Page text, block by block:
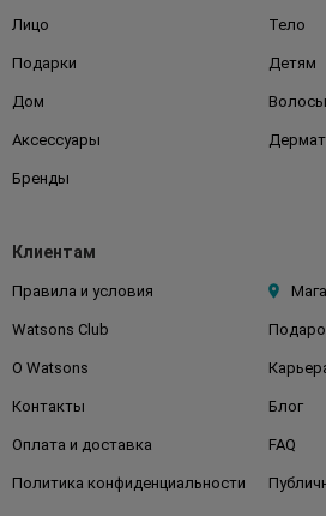
Лицо Тело
Подарки Детям
Дом Волосы
Аксессуары
Бренды
Клиентам
Правила и условия
Watsons Club
О Watsons
Контакты Блог
Оплата и доставка FAQ
Политика конфиденциальности